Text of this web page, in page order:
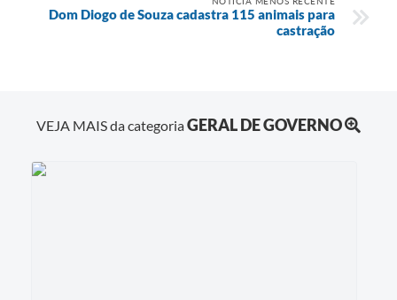
Dom Diogo de Souza cadastra 115 animais para
castração
VEJA MAIS da categoriaGERAL DE GOVERNO